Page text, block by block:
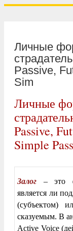
Личные
Passive,
Sim
Личные
Passive,
Simple
Залог – это
является ли
(субъектом)
сказуемым. В
Active Voice